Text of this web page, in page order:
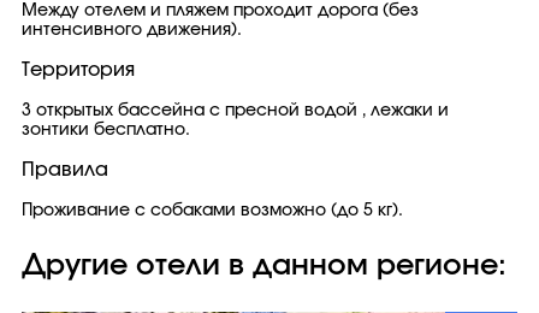
Между отелем и пляжем проходит дорога (без
интенсивного движения).
Территория
3 открытых бассейна с пресной водой , лежаки и
зонтики бесплатно.
Правила
Проживание с собаками возможно (до 5 кг).
Другие отели в данном регионе: